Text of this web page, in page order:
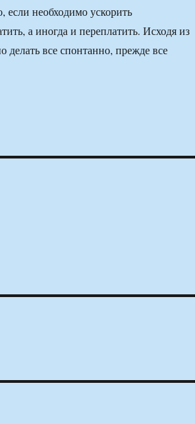
если необходимо ускорить
а иногда и переплатить. Исходя из
делать все спонтанно, прежде все